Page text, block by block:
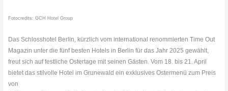
Fotocredits: GCH Hotel Group
Das Schlosshotel Berlin, kürzlich vom international renommierten Time Out
Magazin unter die fünf besten Hotels in Berlin für das Jahr 2025 gewählt,
freut sich auf festliche Ostertage mit seinen Gästen. Vom 18. bis 21. April
bietet das stilvolle Hotel im Grunewald ein exklusives Ostermenü zum Preis
von